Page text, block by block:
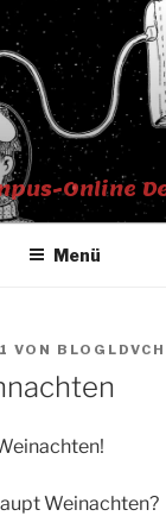
Online
Menü
VON
Weinachten?